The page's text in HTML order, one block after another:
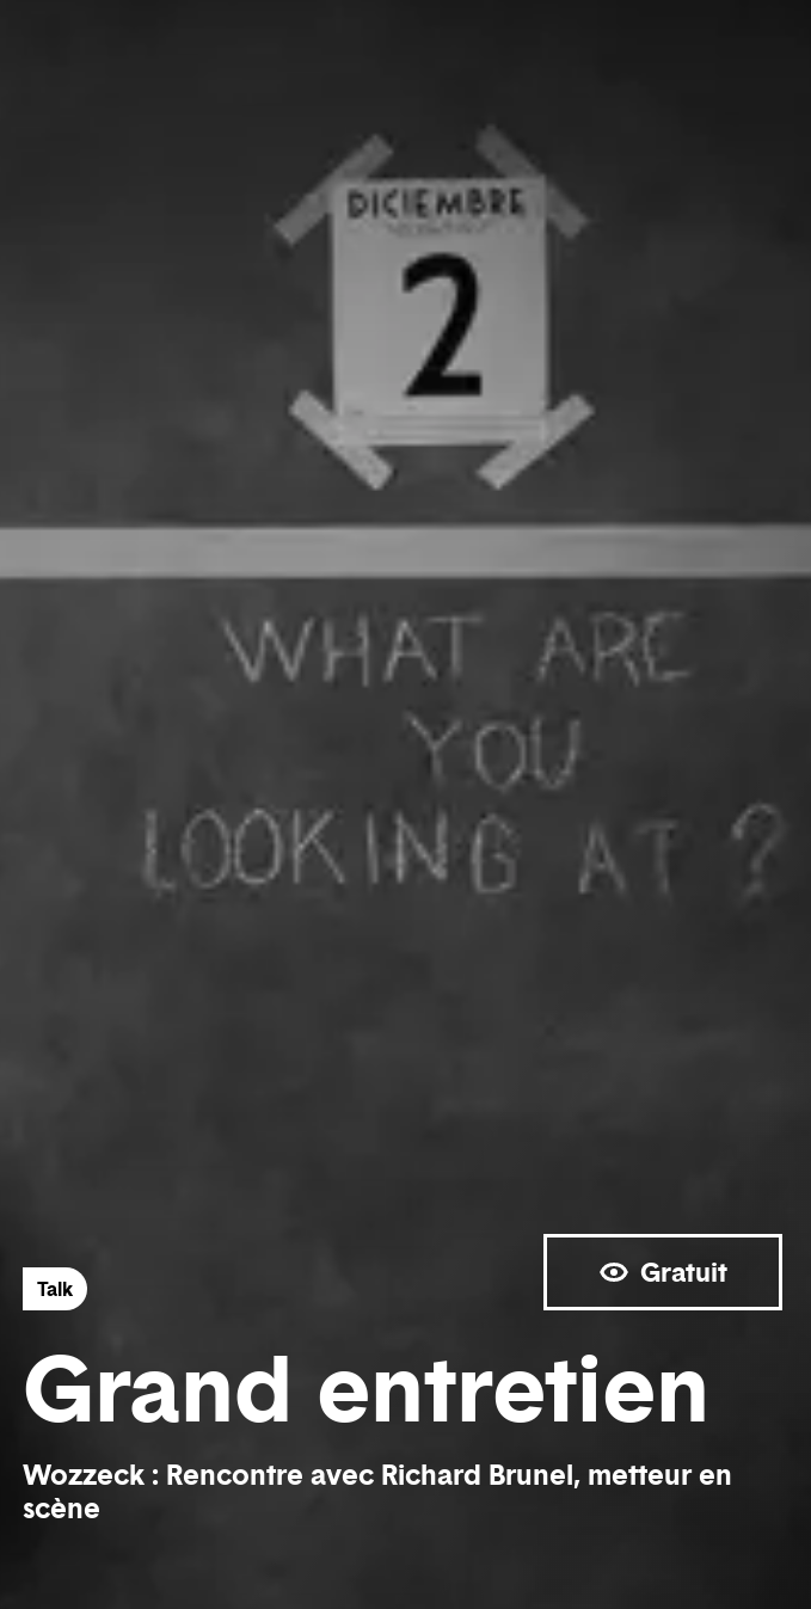
Talk
Grand entretien
Wozzeck : Rencontre avec Richard Brunel, metteur en
scène
Gratuit